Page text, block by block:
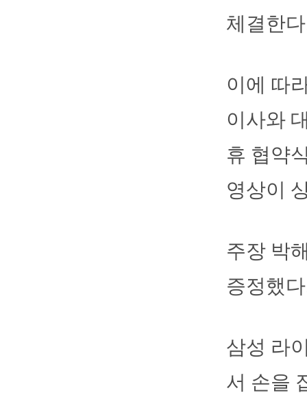
체결한
이에 따
이사와
휴 협약
영상이
주장 박
증정했
삼성 라
서 손을